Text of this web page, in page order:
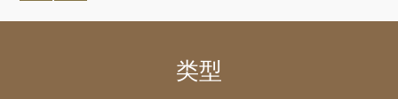
类型